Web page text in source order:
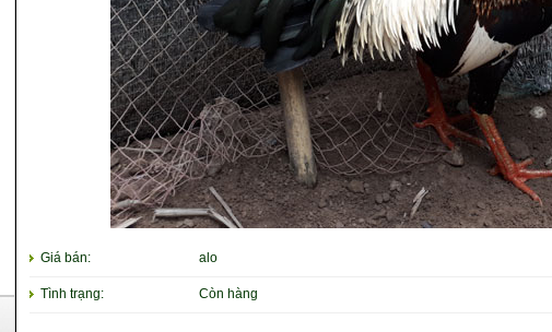
Giá bán: alo
Tình trạng: Còn hàng